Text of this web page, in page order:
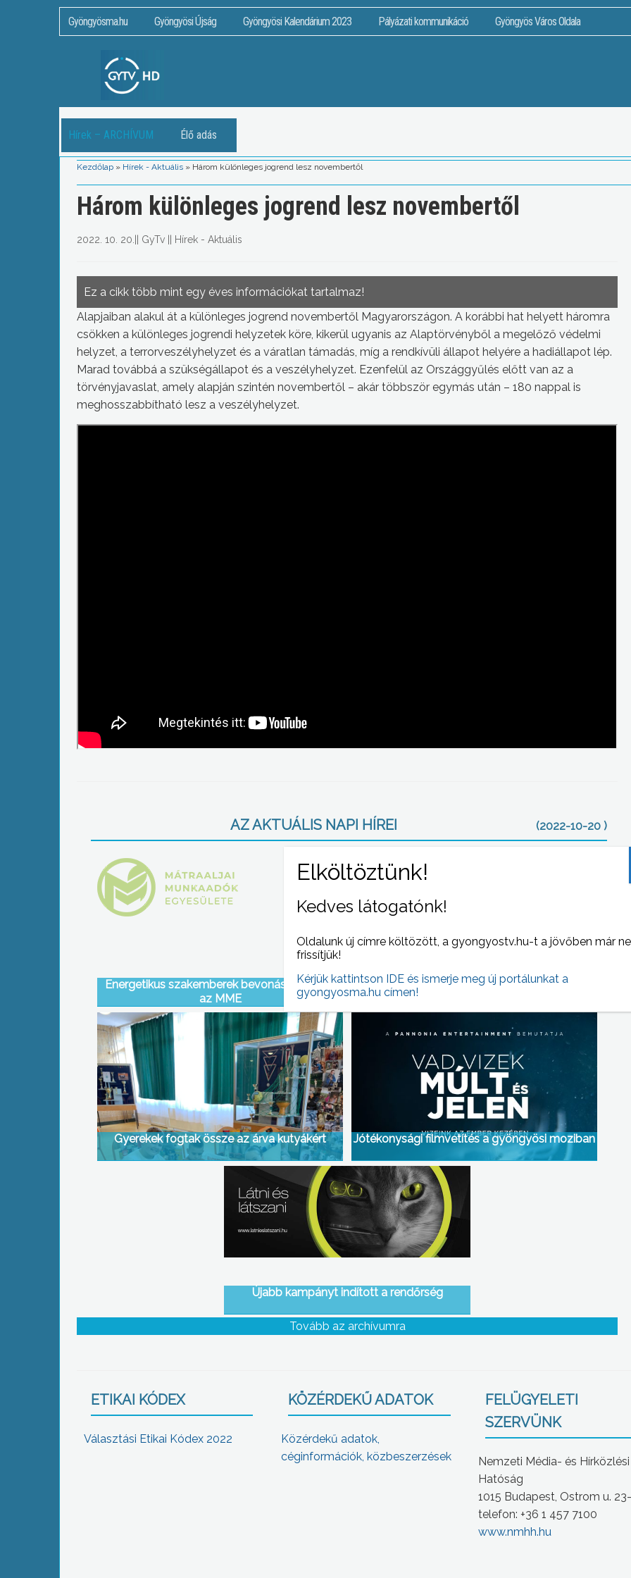
Gyöngyösma.hu Gyöngyösi Újság Gyöngyösi Kalendárium 2023 Pályázati kommunikáció Gyöngyös Város Oldala
Hírek – ARCHÍVUM Élő adás
Kezdőlap » Hírek - Aktuális » Három különleges jogrend lesz novembertől
Három különleges jogrend lesz novembertől
2022. 10. 20. GyTv Hírek - Aktuális
Ez a cikk több mint egy éves információkat tartalmaz!
Alapjaiban alakul át a különleges jogrend novembertől Magyarországon. A korábbi hat helyett háromra
csökken a különleges jogrendi helyzetek köre, kikerül ugyanis az Alaptörvényből a megelőző védelmi
helyzet, a terrorveszélyhelyzet és a váratlan támadás, míg a rendkívüli állapot helyére a hadiállapot lép.
Marad továbbá a szükségállapot és a veszélyhelyzet. Ezenfelül az Országgyűlés előtt van az a
törvényjavaslat, amely alapján szintén novembertől – akár többször egymás után – 180 nappal is
meghosszabbítható lesz a veszélyhelyzet.
AZ AKTUÁLIS NAPI HÍREI (2022-10-20 )
Energetikus szakemberek bevonásával segít
az MME
Új módszerekkel támadnak a csalók
Gyerekek fogtak össze az árva kutyákért Jótékonysági filmvetítés a gyöngyösi moziban
Újabb kampányt indított a rendőrség
Tovább az archívumra
ETIKAI KÓDEX
Választási Etikai Kódex 2022
KÖZÉRDEKŰ ADATOK
Közérdekű adatok,
céginformációk, közbeszerzések
FELÜGYELETI
SZERVÜNK
Nemzeti Média- és Hírközlési
Hatóság
1015 Budapest, Ostrom u.
telefon: +36 1 457 7100
www.nmhh.hu
Kedves látogatónk!
Oldalunk új címre költözött, a gyongyostv.hu-t a jövőben már
frissítjük!
Kérjük kattintson IDE és ismerje meg új portálunkat a
gyongyosma.hu címen!